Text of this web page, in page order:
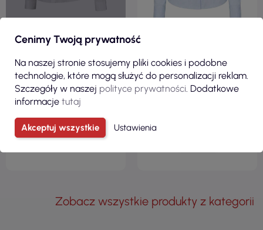
187,00 zł
( 230,01 zł brutto )
Koszula damska fitted stretch
blouse t24 biały Adler Tricorp
( 67,90 zł brutto )
Koszula damska shl oxf
niebieskie niebo Jhk
Zobacz wszystkie produkty z kategorii
Cenimy Twoją prywatność
Na naszej stronie stosujemy pliki cookies i podobne
technologie, które mogą służyć do personalizacji reklam.
Szczegóły w naszej polityce prywatności. Dodatkowe
informacje tutaj
Akceptuj wszystkie Ustawienia